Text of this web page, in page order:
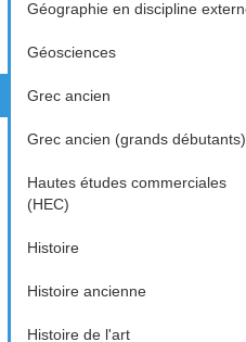
Géographie en discipline
Géosciences
Grec ancien
Grec ancien (grands débutants)
Hautes études commerciales
(HEC)
Histoire
Histoire ancienne
Histoire de l'art